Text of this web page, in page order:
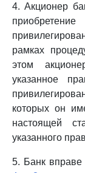
4. Акционер
рамках
этом
указанное
которых он
настоящей
указанного
5. Банк вправе